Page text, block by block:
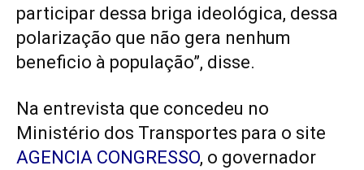
participar dessa briga ideológica, dessa
polarização que não gera nenhum
beneficio à população”, disse.
Na entrevista que concedeu no
Ministério dos Transportes para o site
AGENCIA CONGRESSO, o governador